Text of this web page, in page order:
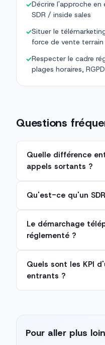
✓Décrire l'approche en
SDR / inside sales
✓Situer le
force de vente terrain
✓Respecter le cadre
plages horaires, RGPD
Questions
Quelle différence
appels sortants ?
Qu'est-ce qu'un
Le démarchage
réglementé ?
Quels sont les KPI
entrants ?
Pour aller plus